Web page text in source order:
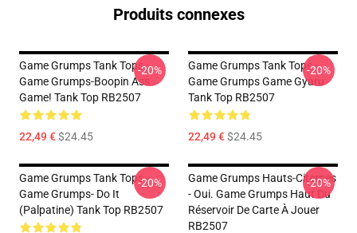
Produits connexes
Game Grumps Tank Tops -
Game Grumps-Boopin Ass
Game! Tank Top RB2507
22,49 €$24.45
-20%
Game Grumps Tank Tops -
Game Grumps Game Gyaru
Tank Top RB2507
22,49 €$24.45
-20%
Game Grumps Tank Tops -
Game Grumps- Do It
(Palpatine) Tank Top RB2507
-20%
Game Grumps Hauts-Citernes
- Oui. Game Grumps Haut Du
Réservoir De Carte À Jouer
RB2507
-20%